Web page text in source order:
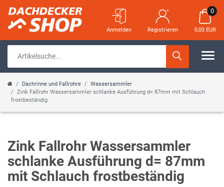
Anmelden Registrieren
0
0,00 EUR
Dachrinne und Fallrohre
Wassersammler
Zink Fallrohr Wassersammler schlanke Ausführung d= 87mm mit Schlauch
frostbeständig
Zink Fallrohr Wassersammler
schlanke Ausführung d= 87mm
mit Schlauch frostbeständig